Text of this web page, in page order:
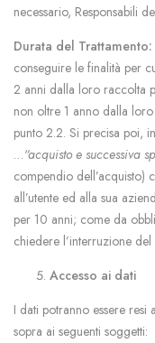
necessario, Responsabili
Durata del Trattamento:
conseguire le finalità per
2 anni dalla loro raccolta
non oltre 1 anno dalla
punto 2.2. Si precisa poi,
…“acquisto e successiva
compendio dell’acquisto)
all’utente ed alla sua
per 10 anni; come da
chiedere l’interruzione
Accesso ai dati
I dati potranno essere resi
sopra ai seguenti soggetti: